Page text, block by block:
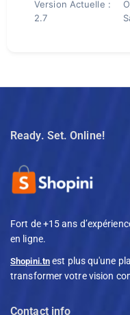
Version Actuelle :
2.7
Ready. Set. Online!
Fort de +15 ans
en ligne.
Shopini.tn est plus qu'une
transformer votre vision
Contact info